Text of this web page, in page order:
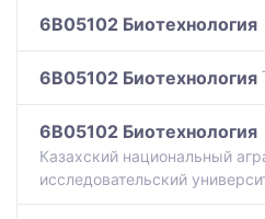
6B05102 Биотехнология
6B05102 Биотехнология
6B05102 Биотехнология
Казахский национальный
исследовательский